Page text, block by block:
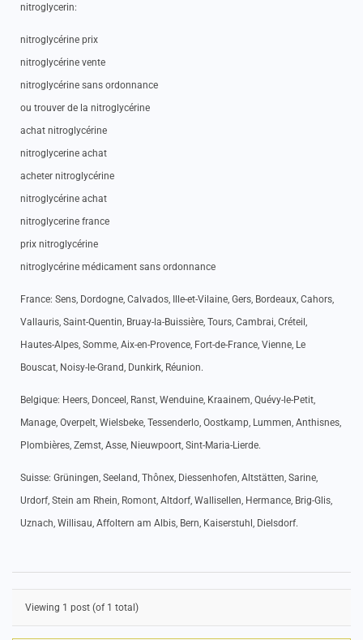
nitroglycerin:
nitroglycérine prix
nitroglycérine vente
nitroglycérine sans ordonnance
ou trouver de la nitroglycérine
achat nitroglycérine
nitroglycerine achat
acheter nitroglycérine
nitroglycérine achat
nitroglycerine france
prix nitroglycérine
nitroglycérine médicament sans ordonnance
France: Sens, Dordogne, Calvados, Ille-et-Vilaine, Gers, Bordeaux, Cahors,
Vallauris, Saint-Quentin, Bruay-la-Buissière, Tours, Cambrai, Créteil,
Hautes-Alpes, Somme, Aix-en-Provence, Fort-de-France, Vienne, Le
Bouscat, Noisy-le-Grand, Dunkirk, Réunion.
Belgique: Heers, Donceel, Ranst, Wenduine, Kraainem, Quévy-le-Petit,
Manage, Overpelt, Wielsbeke, Tessenderlo, Oostkamp, Lummen, Anthisnes,
Plombières, Zemst, Asse, Nieuwpoort, Sint-Maria-Lierde.
Suisse: Grüningen, Seeland, Thônex, Diessenhofen, Altstätten, Sarine,
Urdorf, Stein am Rhein, Romont, Altdorf, Wallisellen, Hermance, Brig-Glis,
Uznach, Willisau, Affoltern am Albis, Bern, Kaiserstuhl, Dielsdorf.
Viewing 1 post (of 1 total)